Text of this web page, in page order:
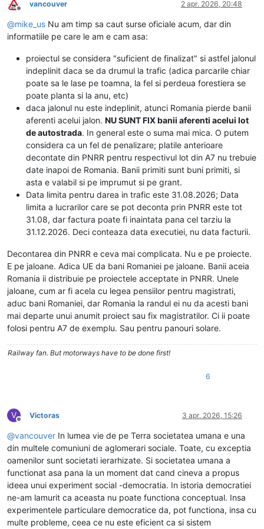
Deconectat
vancouver 2 apr. 2026, 20:48
@mike_us Nu am timp sa caut surse oficiale acum, dar din
informatiile pe care le am e cam asa:
proiectul se considera "suficient de finalizat" si astfel jalonul
indeplinit daca se da drumul la trafic (adica parcarile chiar
poate sa le lase pe toamna, la fel si perdeua forestiera se
poate planta si la anu, etc)
daca jalonul nu este indeplinit, atunci Romania pierde banii
aferenti acelui jalon. NU SUNT FIX banii aferenti acelui lot
de autostrada. In general este o suma mai mica. O putem
considera ca un fel de penalizare; platile anterioare
decontate din PNRR pentru respectivul lot din A7 nu trebuie
date inapoi de Romania. Banii primiti sunt buni primiti, si
asta e valabil si pe imprumut si pe grant.
Data limita pentru darea in trafic este 31.08.2026; Data
limita a lucrarilor care se pot deconta prin PNRR este tot
31.08, dar factura poate fi inaintata pana cel tarziu la
31.12.2026. Deci conteaza data executiei, nu data facturii.
Decontarea din PNRR e ceva mai complicata. Nu e pe proiecte.
E pe jaloane. Adica UE da bani Romaniei pe jaloane. Banii aceia
Romania ii distribuie pe proiectele acceptate in PNRR. Unele
jaloane, cum ar fi acela cu legea pensiilor pentru magistrati,
aduc bani Romaniei, dar Romania la randul ei nu da acesti bani
mai departe unui anumit proiect sau fix magistratilor. Ci ii poate
folosi pentru A7 de exemplu. Sau pentru panouri solare.
Railway fan. But motorways have to be done first!
6
V
Deconectat
Victoras 3 apr. 2026, 15:26
@vancouver In lumea vie de pe Terra societatea umana e una
din multele comuniuni de aglomerari sociale. Toate, cu exceptia
oamenilor sunt societati ierarhizate. Si societatea umana a
functionat asa pana la un moment dat cand cineva a propus
ideea unui experiment social -democratia. In istoria democratiei
ne-am lamurit ca aceasta nu poate functiona conceptual. Insa
experimentele particulare democratice da, pot functiona, insa cu
multe probleme, ceea ce nu este eficient ca si sistem